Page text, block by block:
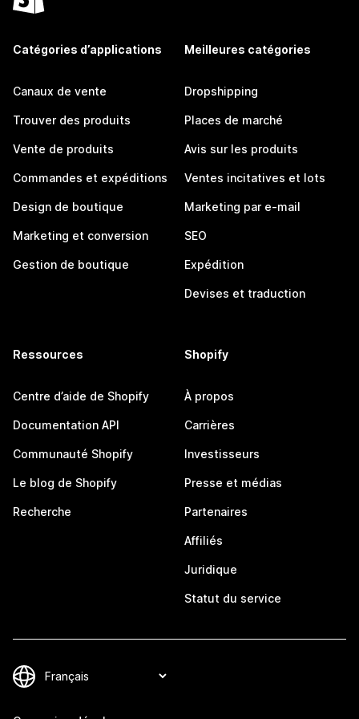
Catégories d’applications
Canaux de vente
Trouver des produits
Vente de produits
Commandes et expéditions
Design de boutique
Marketing et conversion
Gestion de boutique
Meilleures catégories
Dropshipping
Places de marché
Avis sur les produits
Ventes incitatives et lots
Marketing par e-mail
SEO
Expédition
Devises et traduction
Ressources
Centre d’aide de Shopify
Documentation API
Communauté Shopify
Le blog de Shopify
Recherche
Shopify
À propos
Carrières
Investisseurs
Presse et médias
Partenaires
Affiliés
Juridique
Statut du service